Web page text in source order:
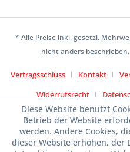
* Alle Preise inkl. gesetzl.
nicht anders
Vertragsschluss Kontakt
Widerrufsrecht
Diese Website benutzt
Betrieb der Website
werden. Andere Cookies,
dieser Website erhöhen,